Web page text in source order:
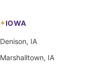
IOWA
Denison, IA
Marshalltown, IA